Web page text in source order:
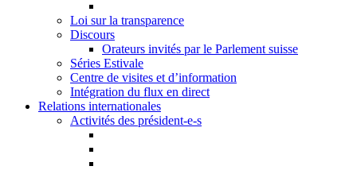
Loi sur la transparence
Discours
Orateurs invités par le Parlement suisse
Séries Estivale
Centre de visites et d’information
Intégration du flux en direct
Relations internationales
Activités des président-e-s